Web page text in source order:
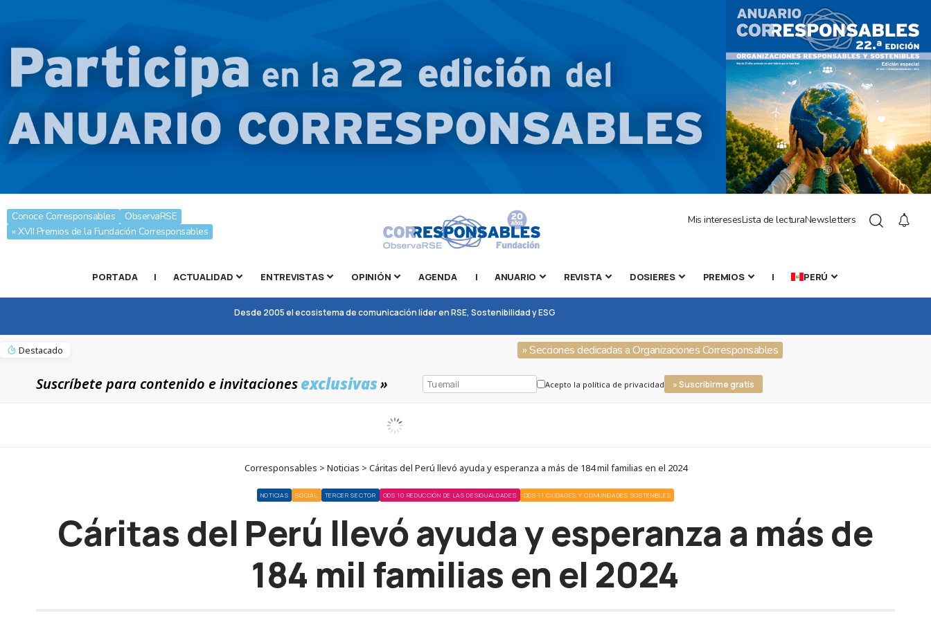
Conoce Corresponsables
ObservaRSE
» XVII Premios de la Fundación Corresponsables
Mis interesesLista de lecturaNewsletters
PORTADA | ACTUALIDAD ENTREVISTAS OPINIÓN AGENDA | ANUARIO REVISTA DOSIERES PREMIOS | PERÚ
Desde 2005 el ecosistema de comunicación líder en RSE, Sostenibilidad y ESG
Destacado » Secciones dedicadas a Organizaciones Corresponsables
Suscríbete para contenido e invitacionesexclusivas» Acepto la política de privacidad » Suscribirme gratis
Corresponsables > Noticias > Cáritas del Perú llevó ayuda y esperanza a más de 184 mil familias en el 2024
NOTICIAS SOCIAL TERCER SECTOR ODS 10 REDUCCIÓN DE LAS DESIGUALDADES ODS 11 CIUDADES Y COMUNIDADES SOSTENIBLES
Cáritas del Perú llevó ayuda y esperanza a más de
184 mil familias en el 2024